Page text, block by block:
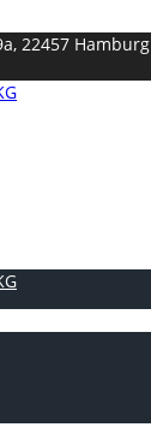
22457 Hamburg